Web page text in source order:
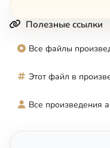
Полезные ссылки
Все файлы
Этот файл в
Все произведения